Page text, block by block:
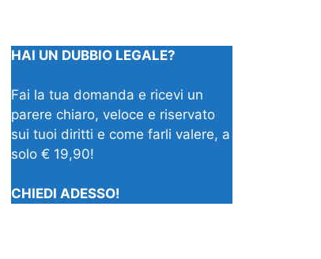
HAI UN DUBBIO LEGALE?
Fai la tua domanda e ricevi un
parere chiaro, veloce e riservato
sui tuoi diritti e come farli valere, a
solo € 19,90!
CHIEDI ADESSO!